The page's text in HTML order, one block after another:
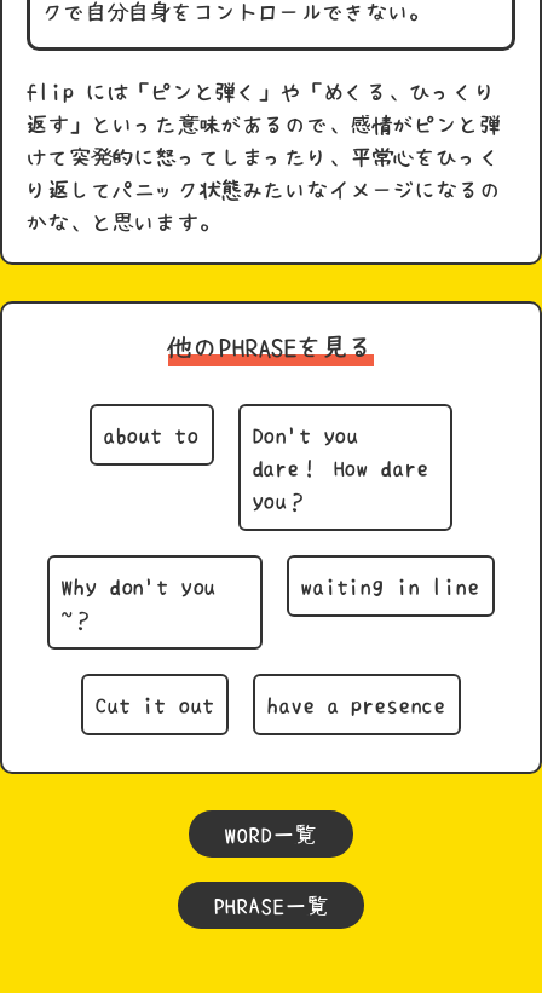
クで自分自身をコントロールできない。
flip には「ピンと弾く」や「めくる、ひっくり
返す」といった意味があるので、感情がピンと弾
けて突発的に怒ってしまったり、平常心をひっく
り返してパニック状態みたいなイメージになるの
かな、と思います。
他のPHRASEを見る
about to
Don't you
dare！ How dare
you？
Why don't you
~？
waiting in line
Cut it out have a presence
WORD一覧
PHRASE一覧